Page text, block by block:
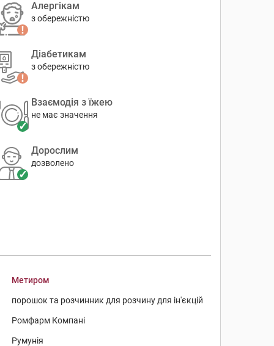
Алергікам
з обережністю
Діабетикам
з обережністю
Взаємодія з їжею
не має значення
Дорослим
дозволено
Метиром
порошок та розчинник для розчину для ін'єкцій
Ромфарм Компані
Румунія